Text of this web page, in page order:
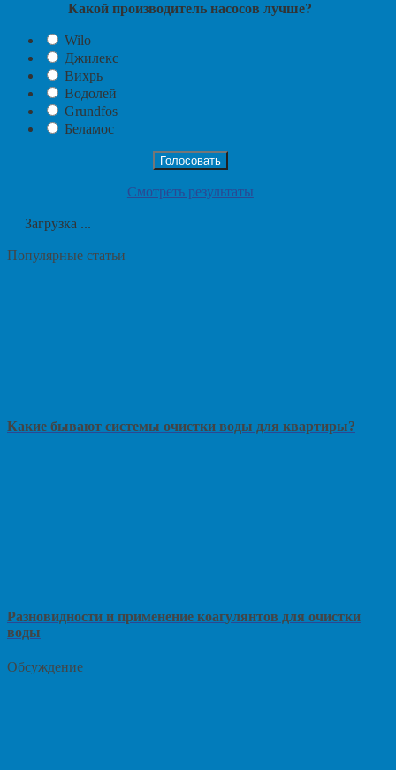
Какой производитель насосов лучше?
Wilo
Джилекс
Вихрь
Водолей
Grundfos
Беламос
Смотреть результаты
Загрузка ...
Популярные статьи
Какие бывают системы очистки воды для квартиры?
Разновидности и применение коагулянтов для очистки
воды
Обсуждение